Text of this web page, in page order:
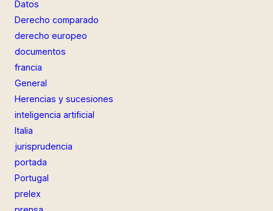
Datos
Derecho comparado
derecho europeo
documentos
francia
General
Herencias y sucesiones
inteligencia artificial
Italia
jurisprudencia
portada
Portugal
prelex